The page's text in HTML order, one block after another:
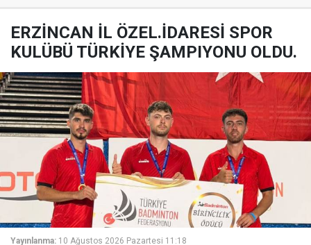
ERZİNCAN İL ÖZEL.İDARESİ SPOR
KULÜBÜ TÜRKİYE ŞAMPIYONU OLDU.
Yayınlanma: 10 Ağustos 2026 Pazartesi 11:18